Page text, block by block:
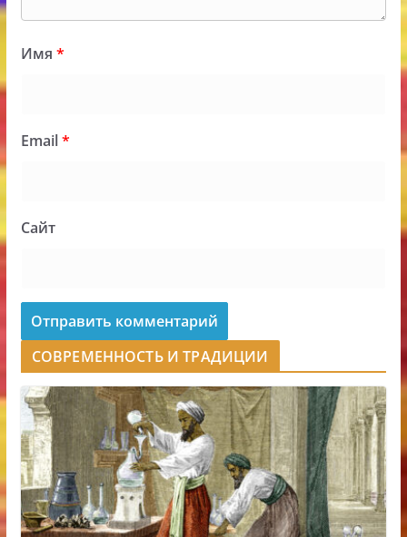
Имя *
Email*
Сайт
СОВРЕМЕННОСТЬ И ТРАДИЦИИ